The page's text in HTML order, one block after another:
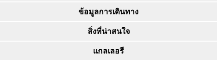
ข้อมูลการเดินทาง
สิ่งที่น่าสนใจ
แกลเลอรี